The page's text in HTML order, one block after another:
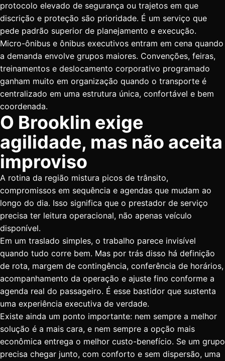
protocolo elevado de segurança ou trajetos em que
discrição e proteção são prioridade. É um serviço que
pede padrão superior de planejamento e execução.
Micro-ônibus e ônibus executivos entram em cena quando
a demanda envolve grupos maiores. Convenções, feiras,
treinamentos e deslocamento corporativo programado
ganham muito em organização quando o transporte é
centralizado em uma estrutura única, confortável e bem
coordenada.
O Brooklin exige
agilidade, mas não aceita
improviso
A rotina da região mistura picos de trânsito,
compromissos em sequência e agendas que mudam ao
longo do dia. Isso significa que o prestador de serviço
precisa ter leitura operacional, não apenas veículo
disponível.
Em um traslado simples, o trabalho parece invisível
quando tudo corre bem. Mas por trás disso há definição
de rota, margem de contingência, conferência de horários,
acompanhamento da operação e ajuste fino conforme a
agenda real do passageiro. É esse bastidor que sustenta
uma experiência executiva de verdade.
Existe ainda um ponto importante: nem sempre a melhor
solução é a mais cara, e nem sempre a opção mais
econômica entrega o melhor custo-benefício. Se um grupo
precisa chegar junto, com conforto e sem dispersão, uma